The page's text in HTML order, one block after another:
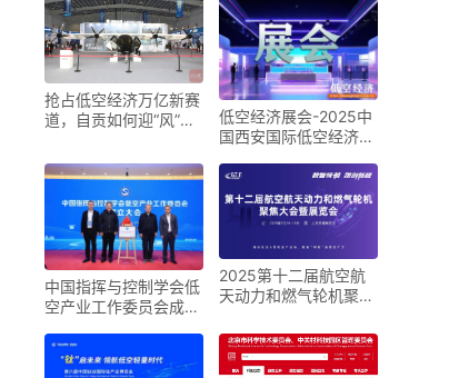
抢占低空经济万亿新赛
道，自贡如何迎“风”而
低空经济展会-2025中
国西安国际低空经济展
中国指挥与控制学会低
空产业工作委员会成立
2025第十二届航空航
天动力和燃气轮机聚焦